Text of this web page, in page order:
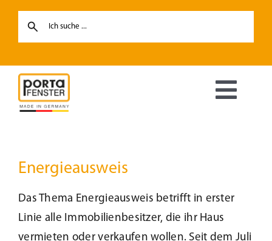
Skip
Haustüren
Hebe-Schiebetüren
Energieausweis
Das Thema Energieausweis betrifft in erster
Linie alle Immobilienbesitzer, die ihr Haus
vermieten oder verkaufen wollen. Seit dem Juli